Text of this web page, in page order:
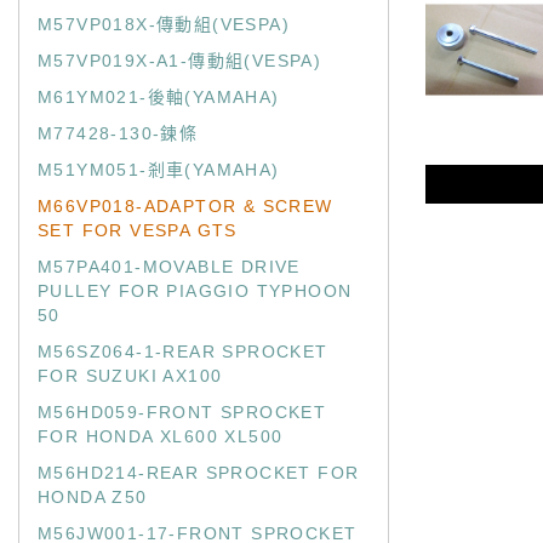
M57VP018X-傳動組(VESPA)
M57VP019X-A1-傳動組(VESPA)
M61YM021-後軸(YAMAHA)
M77428-130-鍊條
M51YM051-剎車(YAMAHA)
M66VP018-ADAPTOR & SCREW
SET FOR VESPA GTS
M57PA401-MOVABLE DRIVE
PULLEY FOR PIAGGIO TYPHOON
50
M56SZ064-1-REAR SPROCKET
FOR SUZUKI AX100
M56HD059-FRONT SPROCKET
FOR HONDA XL600 XL500
M56HD214-REAR SPROCKET FOR
HONDA Z50
M56JW001-17-FRONT SPROCKET